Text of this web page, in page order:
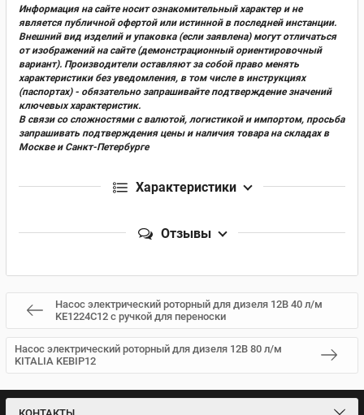
Информация на сайте носит ознакомительный характер и не
является публичной офертой или истинной в последней инстанции.
Внешний вид изделий и упаковка (если заявлена) могут отличаться
от изображений на сайте (демонстрационный ориентировочный
вариант). Производители оставляют за собой право менять
характеристики без уведомления, в том числе в инструкциях
(паспортах) - обязательно запрашивайте подтверждение значений
ключевых характеристик.
В связи со сложностями с валютой, логистикой и импортом, просьба
запрашивать подтверждения цены и наличия товара на складах в
Москве и Санкт-Петербурге
Характеристики
Отзывы
Насос электрический роторный для дизеля 12В 40 л/м
KE1224C12 с ручкой для переноски
Насос электрический роторный для дизеля 12В 80 л/м
KITALIA KEBIP12